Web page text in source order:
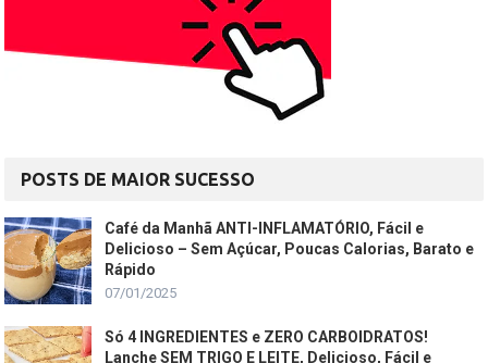
POSTS DE MAIOR SUCESSO
Café da Manhã ANTI-INFLAMATÓRIO, Fácil e
Delicioso – Sem Açúcar, Poucas Calorias, Barato e
Rápido
07/01/2025
Só 4 INGREDIENTES e ZERO CARBOIDRATOS!
Lanche SEM TRIGO E LEITE, Delicioso, Fácil e